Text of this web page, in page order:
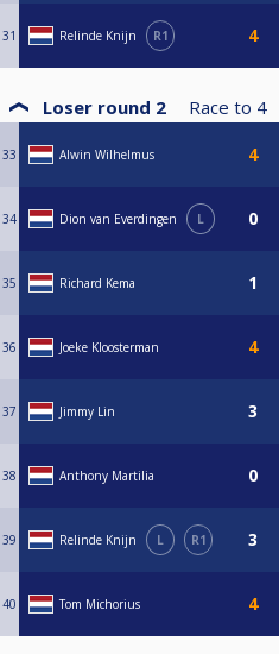
31 Relinde Knijn R1
Loser round 2 Race to 4
33 Alwin Wilhelmus
34 Dion van Everdingen L
35 Richard Kema
36 Joeke Kloosterman
37 Jimmy Lin
38 Anthony Martilia
39 Relinde Knijn L R1
40 Tom Michorius